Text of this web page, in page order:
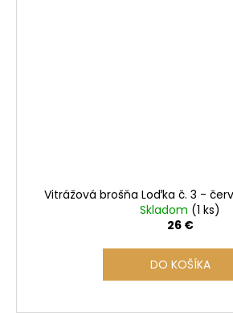
Vitrážová brošňa Loďka č. 3 -
Skladom (1 ks)
26 €
DO KOŠÍKA